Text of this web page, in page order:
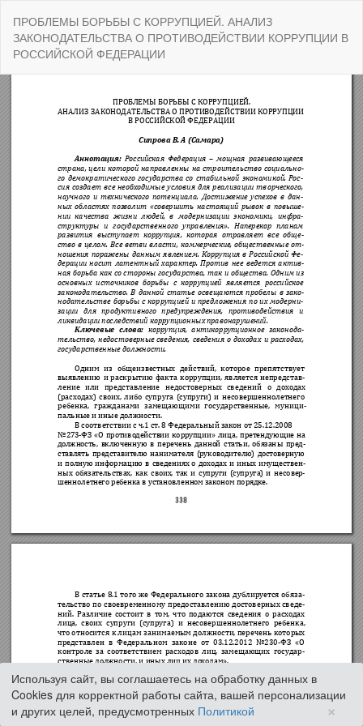
Подробностям
статье
ПРОБЛЕМЫ БОРЬБЫ С КОРРУПЦИЕЙ. АНАЛИЗ
ЗАКОНОДАТЕЛЬСТВА О ПРОТИВОДЕЙСТВИИ КОРРУПЦИИ В
РОССИЙСКОЙ ФЕДЕРАЦИИ
Используя сайт, вы соглашаетесь на обработку данных в
Cookies для корректной работы сайта, вашей персонализации
и других целей, предусмотренных Политикой ×